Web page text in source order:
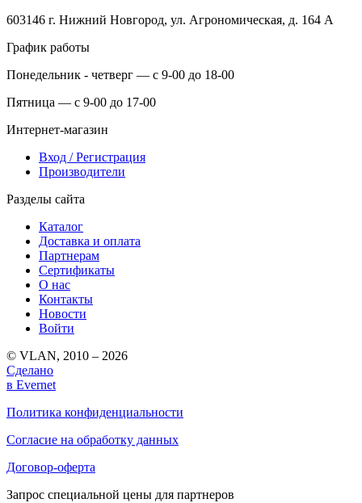
603146 г. Нижний Новгород, ул. Агрономическая, д. 164 А
График работы
Понедельник - четверг — с 9-00 до 18-00
Пятница — с 9-00 до 17-00
Интернет-магазин
Вход / Регистрация
Производители
Разделы сайта
Каталог
Доставка и оплата
Партнерам
Сертификаты
О нас
Контакты
Новости
Войти
© VLAN, 2010 – 2026
Сделано
в Evernet
Политика конфиденциальности
Согласие на обработку данных
Договор-оферта
Запрос специальной цены для партнеров